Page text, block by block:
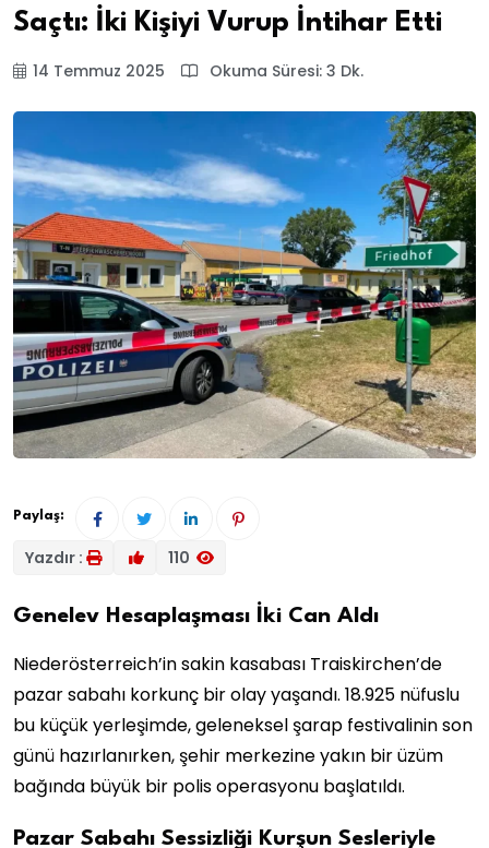
Saçtı: İki Kişiyi Vurup İntihar Etti
14 Temmuz 2025 Okuma Süresi: 3 Dk.
Paylaş:
Yazdır : 110
Genelev Hesaplaşması İki Can Aldı
Niederösterreich’in sakin kasabası Traiskirchen’de
pazar sabahı korkunç bir olay yaşandı. 18.925 nüfuslu
bu küçük yerleşimde, geleneksel şarap festivalinin son
günü hazırlanırken, şehir merkezine yakın bir üzüm
bağında büyük bir polis operasyonu başlatıldı.
Pazar Sabahı Sessizliği Kurşun Sesleriyle